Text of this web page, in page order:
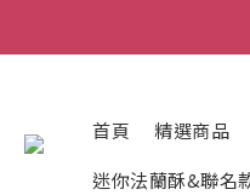
首頁 精選商品
迷你法蘭酥&聯名